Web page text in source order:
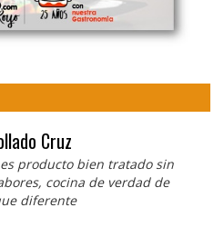
Cruz
producto bien tratado sin
cocina de verdad de
diferente